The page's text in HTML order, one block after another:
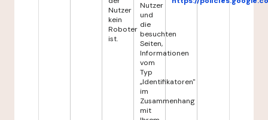
Nutzer
kein
Roboter
ist.
Nutzer
und
die
besuchten
Seiten,
Informationen
vom
Typ
„Identifikatoren"
im
Zusammenhang
mit